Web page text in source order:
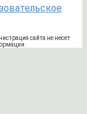
сайта не несет